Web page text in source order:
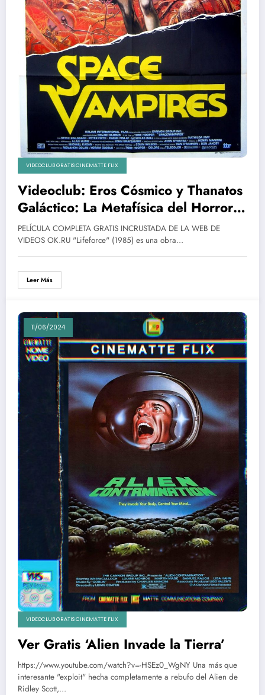
VIDEOCLUB GRATIS CINEMATTE FLIX
Videoclub: Eros Cósmico y Thanatos
Galáctico: La Metafísica del Horror
en Lifeforce (1985)
PELÍCULA COMPLETA GRATIS INCRUSTADA DE LA WEB DE
VIDEOS OK.RU "Lifeforce" (1985) es una obra…
Leer Más
11/06/2024
VIDEOCLUB GRATIS CINEMATTE FLIX
Ver Gratis ‘Alien Invade la Tierra’
https://www.youtube.com/watch?v=-HSEz0_WgNY Una más que
interesante "exploit" hecha completamente a rebufo del Alien de
Ridley Scott,…